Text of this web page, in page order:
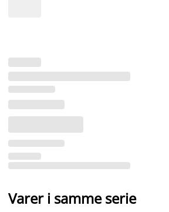
Varer i samme serie